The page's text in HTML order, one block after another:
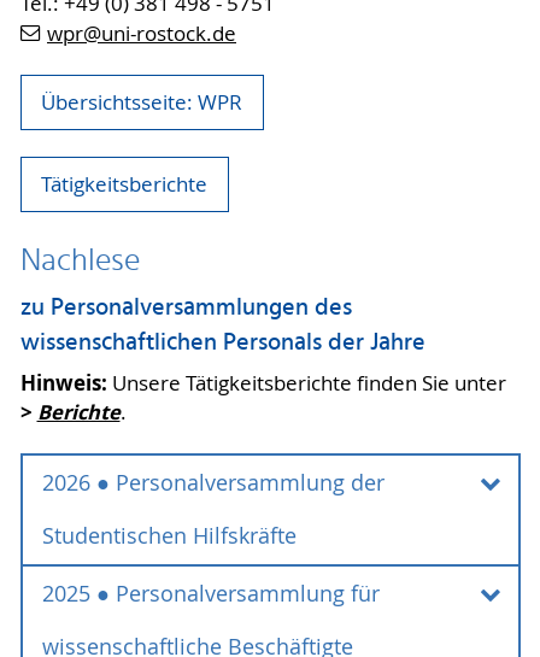
wpr@uni-rostock.de
Übersichtsseite: WPR
Tätigkeitsberichte
Nachlese
zu Personalversammlungen des
wissenschaftlichen Personals der Jahre
Hinweis: Unsere Tätigkeitsberichte finden Sie unter
> Berichte.
2026 ● Personalversammlung der
Studentischen Hilfskräfte
Nachlese zur Personalversammlung für
studentische Hilfskräfte
2025 ● Personalversammlung für
wissenschaftliche Beschäftigte